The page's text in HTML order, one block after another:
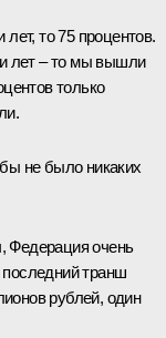
то 75 процентов.
лет – то мы вышли
только
не было никаких
Федерация очень
транш
рублей, один